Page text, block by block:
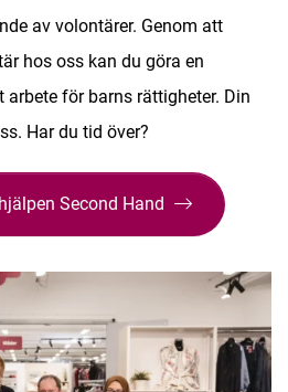
av volontärer. Genom att
hos oss kan du göra en
för barns rättigheter. Din
Har du tid över?
Second Hand